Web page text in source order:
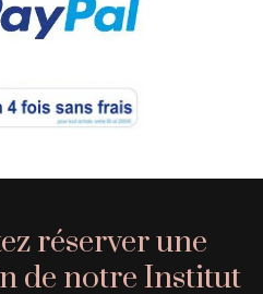
réserver une
de notre Institut ?